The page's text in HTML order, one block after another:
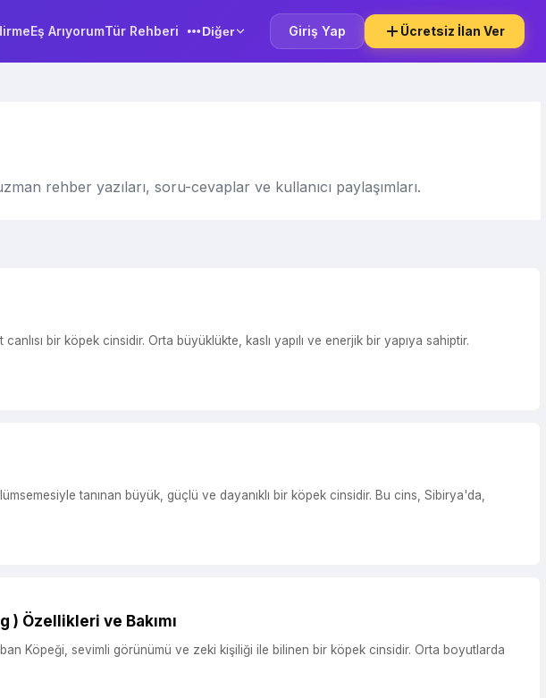
Eş ArıyorumTür Rehberi Diğer Giriş Yap Ücretsiz İlan Ver
rehber yazıları, soru-cevaplar ve kullanıcı paylaşımları.
Özellikleri ve Bakımı
Köpeği, sevimli görünümü ve zeki kişiliği ile bilinen bir köpek cinsidir. Orta boyutlarda